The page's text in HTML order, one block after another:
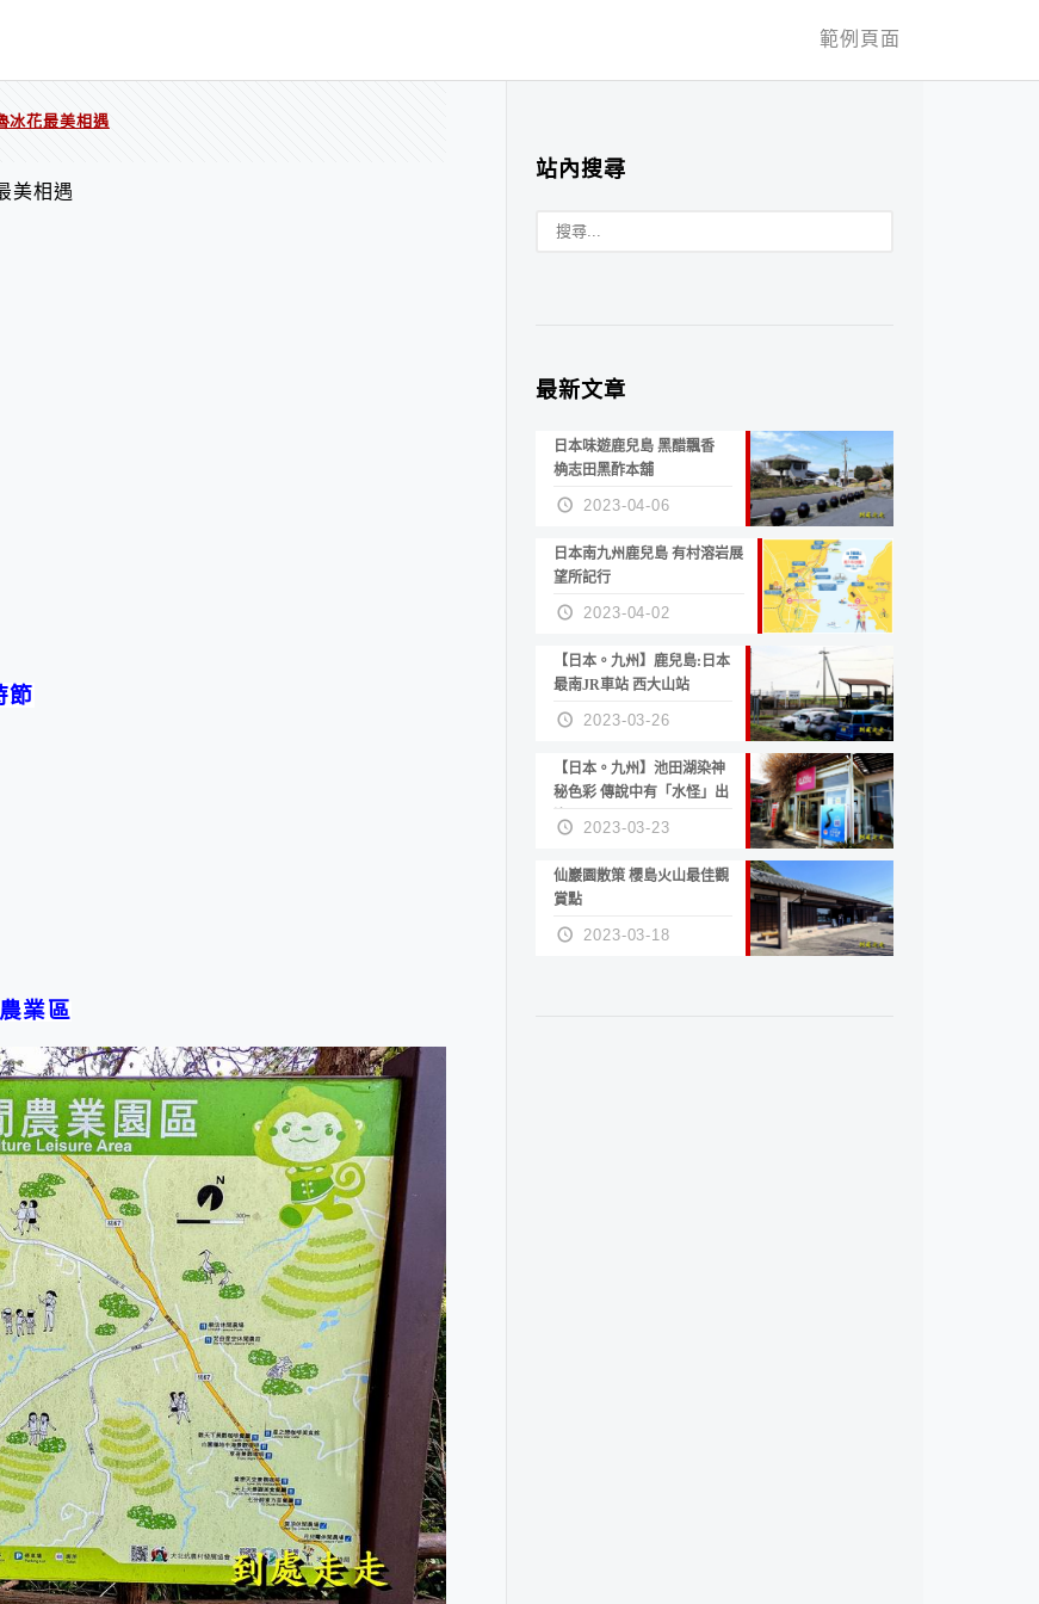
範例頁面
冰花最美相遇
美相遇
節
業區
站內搜尋
最新文章
日本味遊鹿兒島 黑醋飄香
桷志田黑酢本舖
2023-04-06
日本南九州鹿兒島 有村溶岩展
望所記行
2023-04-02
【日本。九州】鹿兒島:日本
最南JR車站 西大山站
2023-03-26
【日本。九州】池田湖染神
秘色彩 傳說中有「水怪」出
沒
2023-03-23
仙巖園散策 櫻島火山最佳觀
賞點
2023-03-18